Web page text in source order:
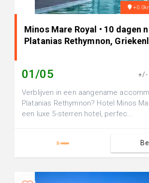
Minos Mare Royal • 10 dagen
Platanias Rethymnon,
01/05 +/-
Verblijven in een aangename
Platanias Rethymnon? Hotel Minos
een luxe 5-sterren hotel, perfec...